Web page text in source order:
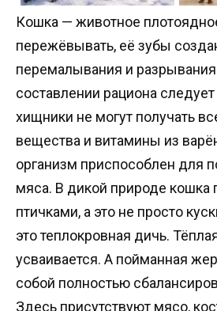
Кошка — животное
пережёвывать, её зубы
перемалывания и
составлении рациона
хищники не могут получать
вещества и витамины из
организм приспособлен для
мяса. В дикой природе кошка
птичками, а это не просто
это теплокровная дичь.
усваивается. А пойманная
собой полностью
Здесь присутствуют мясо,